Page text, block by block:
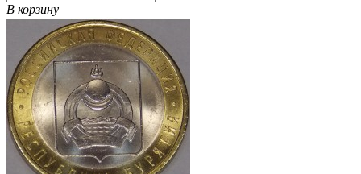
В корзину